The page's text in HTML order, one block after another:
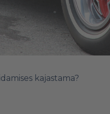
kajastama?